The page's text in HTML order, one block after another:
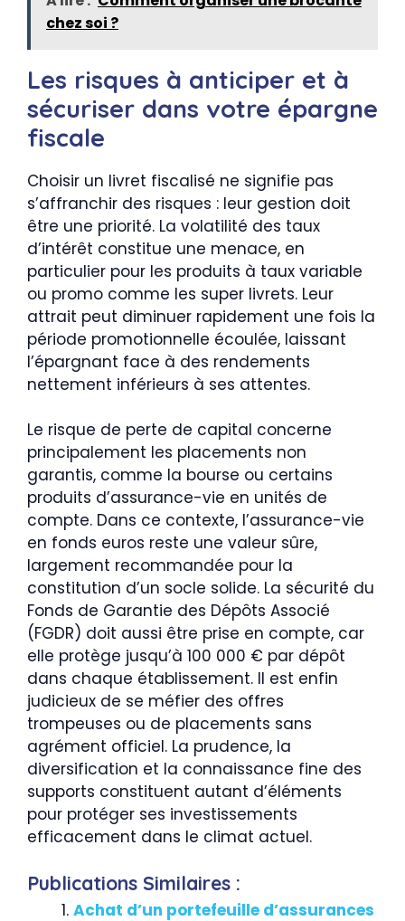
chez soi ?
Les risques à anticiper et à
sécuriser dans votre épargne
fiscale
Choisir un livret fiscalisé ne signifie pas
s’affranchir des risques : leur gestion doit
être une priorité. La volatilité des taux
d’intérêt constitue une menace, en
particulier pour les produits à taux variable
ou promo comme les super livrets. Leur
attrait peut diminuer rapidement une fois la
période promotionnelle écoulée, laissant
l’épargnant face à des rendements
nettement inférieurs à ses attentes.
Le risque de perte de capital concerne
principalement les placements non
garantis, comme la bourse ou certains
produits d’assurance-vie en unités de
compte. Dans ce contexte, l’assurance-vie
en fonds euros reste une valeur sûre,
largement recommandée pour la
constitution d’un socle solide. La sécurité du
Fonds de Garantie des Dépôts Associé
(FGDR) doit aussi être prise en compte, car
elle protège jusqu’à 100 000 € par dépôt
dans chaque établissement. Il est enfin
judicieux de se méfier des offres
trompeuses ou de placements sans
agrément officiel. La prudence, la
diversification et la connaissance fine des
supports constituent autant d’éléments
pour protéger ses investissements
efficacement dans le climat actuel.
Publications Similaires :
Achat d’un portefeuille d’assurances